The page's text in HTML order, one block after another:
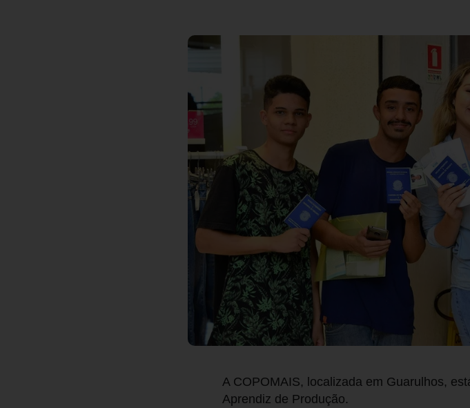
A COPOMAIS, localizada em Guarulhos,
Aprendiz de Produção.